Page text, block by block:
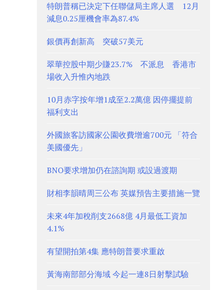
特朗普稱已決定下任聯儲局主席人選 12月
減息0.25厘機會率為87.4%
銀價再創新高 突破57美元
翠華控股中期少賺23.7% 不派息 香港市
場收入升惟內地跌
10月赤字按年增1成至2.2萬億 因停擺提前
福利支出
外國旅客訪國家公園收費增逾700元 「符合
美國優先」
BNO要求增加仍在諮詢期 或設過渡期
財相李韻晴周三公布 英媒預告主要措施一覽
未來4年加稅削支2668億 4月最低工資加
4.1%
有望開拍第4集 應特朗普要求重啟
黃海南部部分海域 今起一連8日射擊試驗